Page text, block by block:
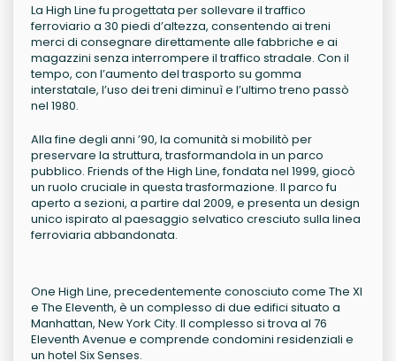
La High Line fu progettata per sollevare il traffico
ferroviario a 30 piedi d’altezza, consentendo ai treni
merci di consegnare direttamente alle fabbriche e ai
magazzini senza interrompere il traffico stradale. Con il
tempo, con l’aumento del trasporto su gomma
interstatale, l’uso dei treni diminuì e l’ultimo treno passò
nel 1980.
Alla fine degli anni ’90, la comunità si mobilitò per
preservare la struttura, trasformandola in un parco
pubblico. Friends of the High Line, fondata nel 1999, giocò
un ruolo cruciale in questa trasformazione. Il parco fu
aperto a sezioni, a partire dal 2009, e presenta un design
unico ispirato al paesaggio selvatico cresciuto sulla linea
ferroviaria abbandonata.
One High Line, precedentemente conosciuto come The XI
e The Eleventh, è un complesso di due edifici situato a
Manhattan, New York City. Il complesso si trova al 76
Eleventh Avenue e comprende condomini residenziali e
un hotel Six Senses.